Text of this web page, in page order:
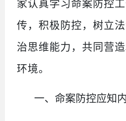
家认真学习命案防控
传，积极防控，树立
治思维能力，共同营
环境。
一、命案防控应知